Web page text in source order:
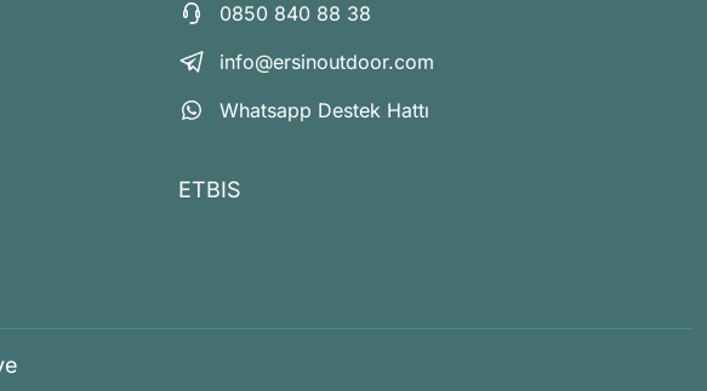
0850 840 88 38
info@ersinoutdoor.com
Whatsapp Destek Hattı
ETBIS